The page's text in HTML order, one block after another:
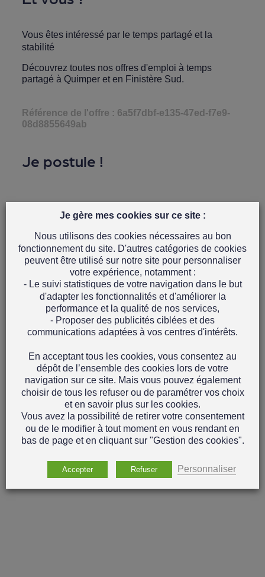
Vous êtes intéressé par le temps partagé et la
stabilité
Découvrez toutes nos offres d'emploi à temps
partagé à Quimper et en Finistère Sud.
Référence de l'offre : 6a5f7dbf-e135-47ed-f7e9-
08d8855649ab
Je postule !
Je gère mes cookies sur ce site :
Nous utilisons des cookies nécessaires au bon
fonctionnement du site. D'autres catégories de cookies
peuvent être utilisé sur notre site pour personnaliser
votre expérience, notamment :
- Le suivi statistiques de votre navigation dans le but
d'adapter les fonctionnalités et d'améliorer la
performance et la qualité de nos services,
- Proposer des publicités ciblées et des
communications adaptées à vos centres d'intérêts.
En acceptant tous les cookies, vous consentez au
dépôt de l’ensemble des cookies lors de votre
navigation sur ce site. Mais vous pouvez également
choisir de tous les refuser ou de paramétrer vos choix
et en savoir plus sur les cookies.
Vous avez la possibilité de retirer votre consentement
ou de le modifier à tout moment en vous rendant en
bas de page et en cliquant sur "Gestion des cookies".
Accepter Refuser Personnaliser